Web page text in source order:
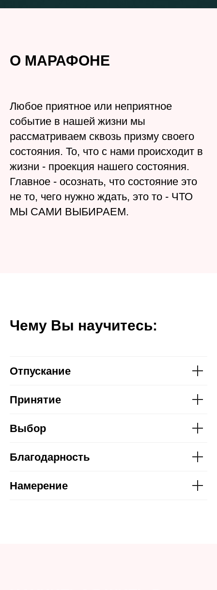
О МАРАФОНЕ
Любое приятное или неприятное
событие в нашей жизни мы
рассматриваем сквозь призму своего
cостояния. То, что с нами происходит в
жизни - проекция нашего состояния.
Главное - осознать, что состояние это
не то, чего нужно ждать, это то - ЧТО
МЫ САМИ ВЫБИРАЕМ.
Чему Вы научитесь:
Отпускание
Принятие
Выбор
Благодарность
Намерение